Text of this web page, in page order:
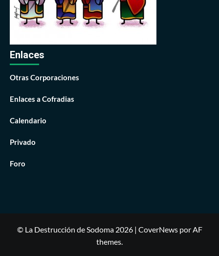
Enlaces
Otras Corporaciones
Enlaces a Cofradias
Calendario
Privado
Foro
© La Destrucción de Sodoma 2026 | CoverNewspor AF
themes.